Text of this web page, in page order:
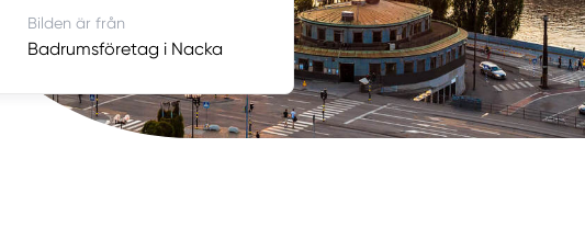
Bilden är från
Badrumsföretag i Nacka